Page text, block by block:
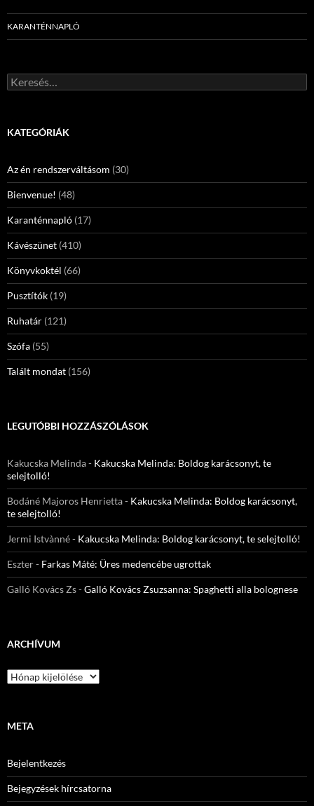
KARANTÉNNAPLÓ
Keresés:
KATEGÓRIÁK
Az én rendszerváltásom (30)
Bienvenue! (48)
Karanténnapló (17)
Kávészünet (410)
Könyvkoktél (66)
Pusztítók (19)
Ruhatár (121)
Szófa (55)
Talált mondat (156)
LEGUTÓBBI HOZZÁSZÓLÁSOK
Kakucska Melinda- Kakucska Melinda: Boldog karácsonyt, te
selejtolló!
Bodáné Majoros Henrietta- Kakucska Melinda: Boldog karácsonyt,
te selejtolló!
Jermi Istvànné- Kakucska Melinda: Boldog karácsonyt, te selejtolló!
Eszter- Farkas Máté: Üres medencébe ugrottak
Galló Kovács Zs-Galló Kovács Zsuzsanna: Spaghetti alla bolognese
ARCHÍVUM
Archívum
META
Bejelentkezés
Bejegyzések hírcsatorna